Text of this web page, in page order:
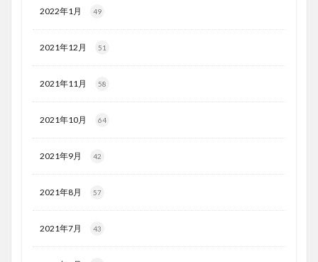
2022年1月 49
2021年12月 51
2021年11月 58
2021年10月 64
2021年9月 42
2021年8月 57
2021年7月 43